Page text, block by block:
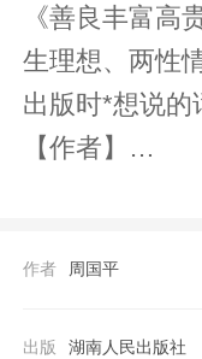
《善良丰富高贵》
生理想、两性
出版时*想说的
【作者】
1950年生于
采：在世纪
作者 周国平
出版 湖南人民出版社